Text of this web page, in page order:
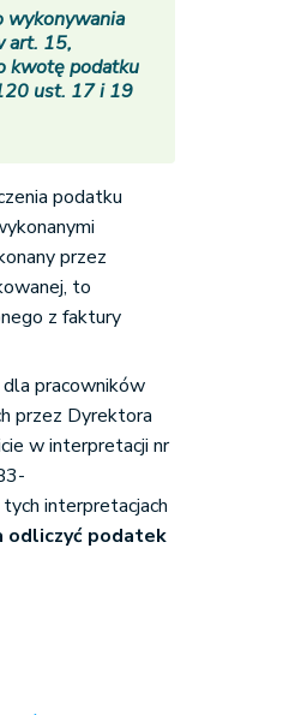
wykonywania
art. 15,
kwotę podatku
ust. 17 i 19
podatku
przez
to
z faktury
pracowników
przez Dyrektora
w interpretacji nr
interpretacjach
odliczyć podatek